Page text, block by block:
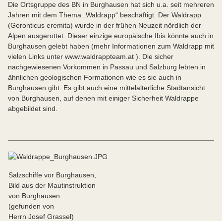
Die Ortsgruppe des BN in Burghausen hat sich u.a. seit mehreren
Jahren mit dem Thema „Waldrapp“ beschäftigt. Der Waldrapp
(Geronticus eremita) wurde in der frühen Neuzeit nördlich der
Alpen ausgerottet. Dieser einzige europäische Ibis könnte auch in
Burghausen gelebt haben (mehr Informationen zum Waldrapp mit
vielen Links unter www.waldrappteam.at ). Die sicher
nachgewiesenen Vorkommen in Passau und Salzburg lebten in
ähnlichen geologischen Formationen wie es sie auch in
Burghausen gibt. Es gibt auch eine mittelalterliche Stadtansicht
von Burghausen, auf denen mit einiger Sicherheit Waldrappe
abgebildet sind.
Salzschiffe vor Burghausen,
Bild aus der Mautinstruktion
von Burghausen
(gefunden von
Herrn Josef Grassel)